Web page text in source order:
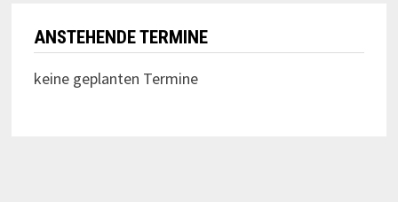
ANSTEHENDE TERMINE
keine geplanten Termine